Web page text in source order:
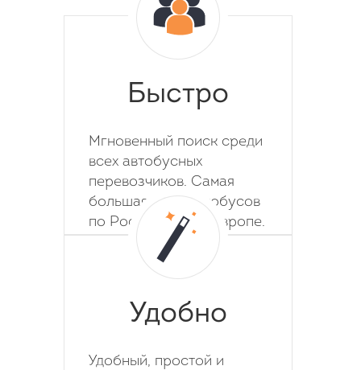
Быстро
Мгновенный поиск среди
всех автобусных
перевозчиков. Самая
большая база автобусов
по России, СНГ и Европе.
Удобно
Удобный, простой и